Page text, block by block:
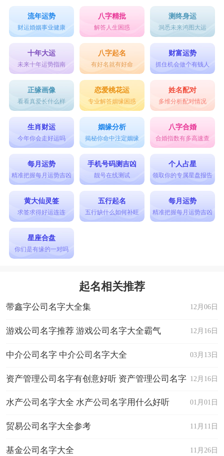
流年运势
财运婚姻事业健康
八字精批
解答人生困惑
测终身运
洞悉未来鸿图大运
十年大运
未来十年运势指南
八字起名
有好名就有好命
财富运势
抓住机会做个有钱人
正缘画像
看看真爱长什么样
恋爱桃花运
专业解答姻缘困惑
姓名配对
多维分析配对情况
生肖财运
今年你会走好运吗
姻缘分析
揭秘你命中注定姻缘
八字合婚
合婚指数有多高速查
每月运势
精准把握每月运势吉凶
手机号码测吉凶
靓号在线测试
个人占星
领取你的专属星盘报告
黄大仙灵签
求签求得好运连连
五行起名
五行缺什么如何补旺
每月运势
精准把握每月运势吉凶
星座合盘
你们是有缘的一对吗
起名相关推荐
12月06日
带鑫字公司名字大全集
12月16日
游戏公司名字推荐 游戏公司名字大全霸气
03月13日
中介公司名字 中介公司名字大全
12月16日
资产管理公司名字有创意好听 资产管理公司名字
大全 01月01日
水产公司名字大全 水产公司名字用什么好听
11月11日
贸易公司名字大全参考
11月26日
基金公司名字大全